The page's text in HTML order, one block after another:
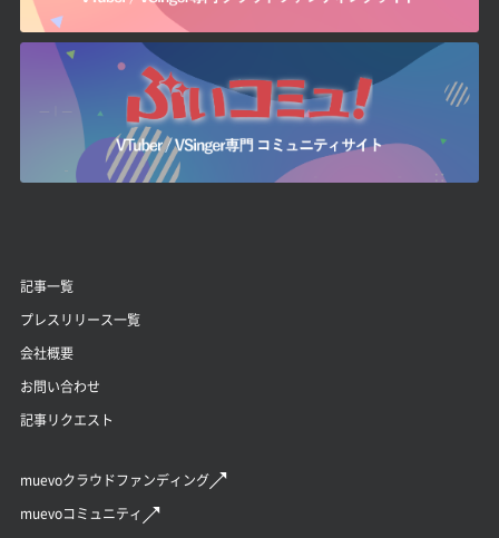
記事一覧
プレスリリース一覧
会社概要
お問い合わせ
記事リクエスト
muevoクラウドファンディング
muevoコミュニティ